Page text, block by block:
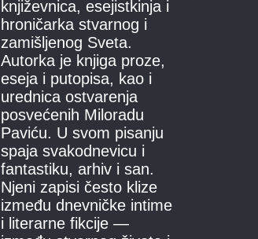
književnica, esejistkinja i
hroničarka stvarnog i
zamišljenog Sveta.
Autorka je knjiga proze,
eseja i putopisa, kao i
urednica ostvarenja
posvećenih Miloradu
Paviću. U svom pisanju
spaja svakodnevicu i
fantastiku, arhiv i san.
Njeni zapisi često klize
između dnevničke intime
i literarne fikcije —